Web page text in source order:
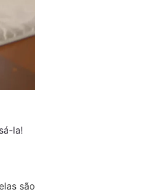
la!
são